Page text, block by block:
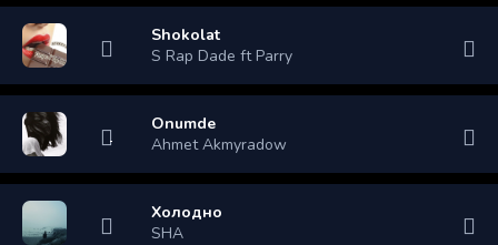
Shokolat
S Rap Dade ft Parry
Onumde
Ahmet Akmyradow
Холодно
SHA